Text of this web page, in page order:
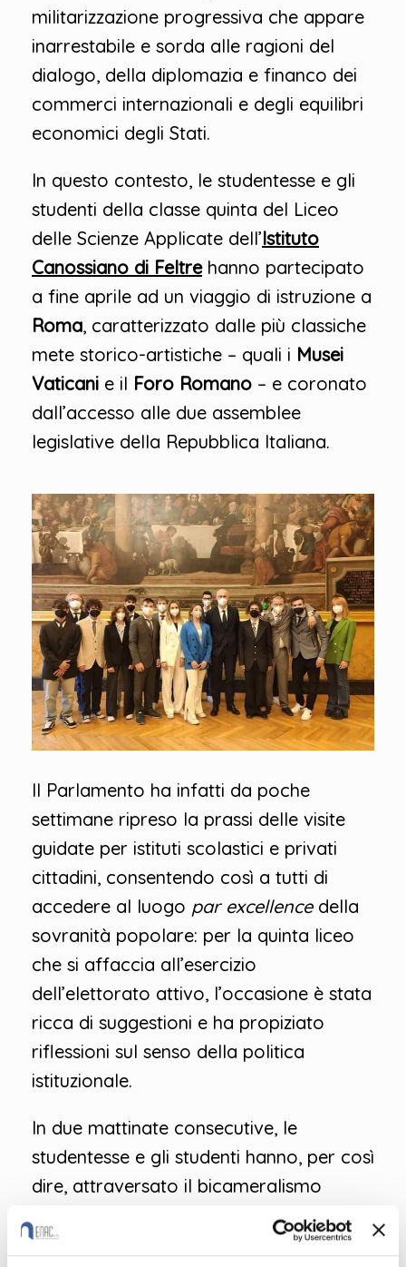
militarizzazione progressiva che appare
inarrestabile e sorda alle ragioni del
dialogo, della diplomazia e financo dei
commerci internazionali e degli equilibri
economici degli Stati.
In questo contesto, le studentesse e gli
studenti della classe quinta del Liceo
delle Scienze Applicate dell’Istituto
Canossiano di Feltrehanno partecipato
a fine aprile ad un viaggio di istruzione a
Roma, caratterizzato dalle più classiche
mete storico-artistiche – quali i Musei
Vaticani e il Foro Romano – e coronato
dall’accesso alle due assemblee
legislative della Repubblica Italiana.
Il Parlamento ha infatti da poche
settimane ripreso la prassi delle visite
guidate per istituti scolastici e privati
cittadini, consentendo così a tutti di
accedere al luogo par excellencedella
sovranità popolare: per la quinta liceo
che si affaccia all’esercizio
dell’elettorato attivo, l’occasione è stata
ricca di suggestioni e ha propiziato
riflessioni sul senso della politica
istituzionale.
In due mattinate consecutive, le
studentesse e gli studenti hanno, per così
dire, attraversato il bicameralismo
perfetto, dagli ampi spazi barocchi e
liberty della Camera dei